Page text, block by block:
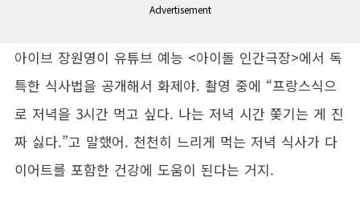
Advertisement
아이브 장원영이 유튜브 예능 <아이돌 인간극장>에서 독
특한 식사법을 공개해서 화제야. 촬영 중에 “프랑스식으
로 저녁을 3시간 먹고 싶다. 나는 저녁 시간 쫓기는 게 진
짜 싫다.”고 말했어. 천천히 느리게 먹는 저녁 식사가 다
이어트를 포함한 건강에 도움이 된다는 거지.